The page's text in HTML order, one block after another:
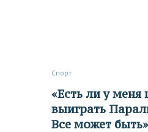
Спорт
«Есть ли у меня шансы
выиграть
Все может быть»